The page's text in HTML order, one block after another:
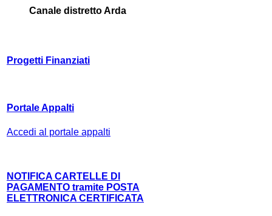
Canale distretto Arda
Progetti Finanziati
Portale Appalti
Accedi al portale appalti
NOTIFICA CARTELLE DI
PAGAMENTO tramite POSTA
ELETTRONICA CERTIFICATA